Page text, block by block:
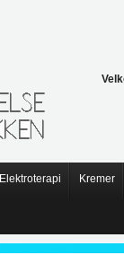
Elektroterapi Kremer